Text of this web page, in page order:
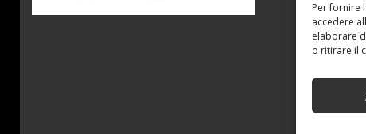
Per fornire
accedere
elaborare
o ritirare il